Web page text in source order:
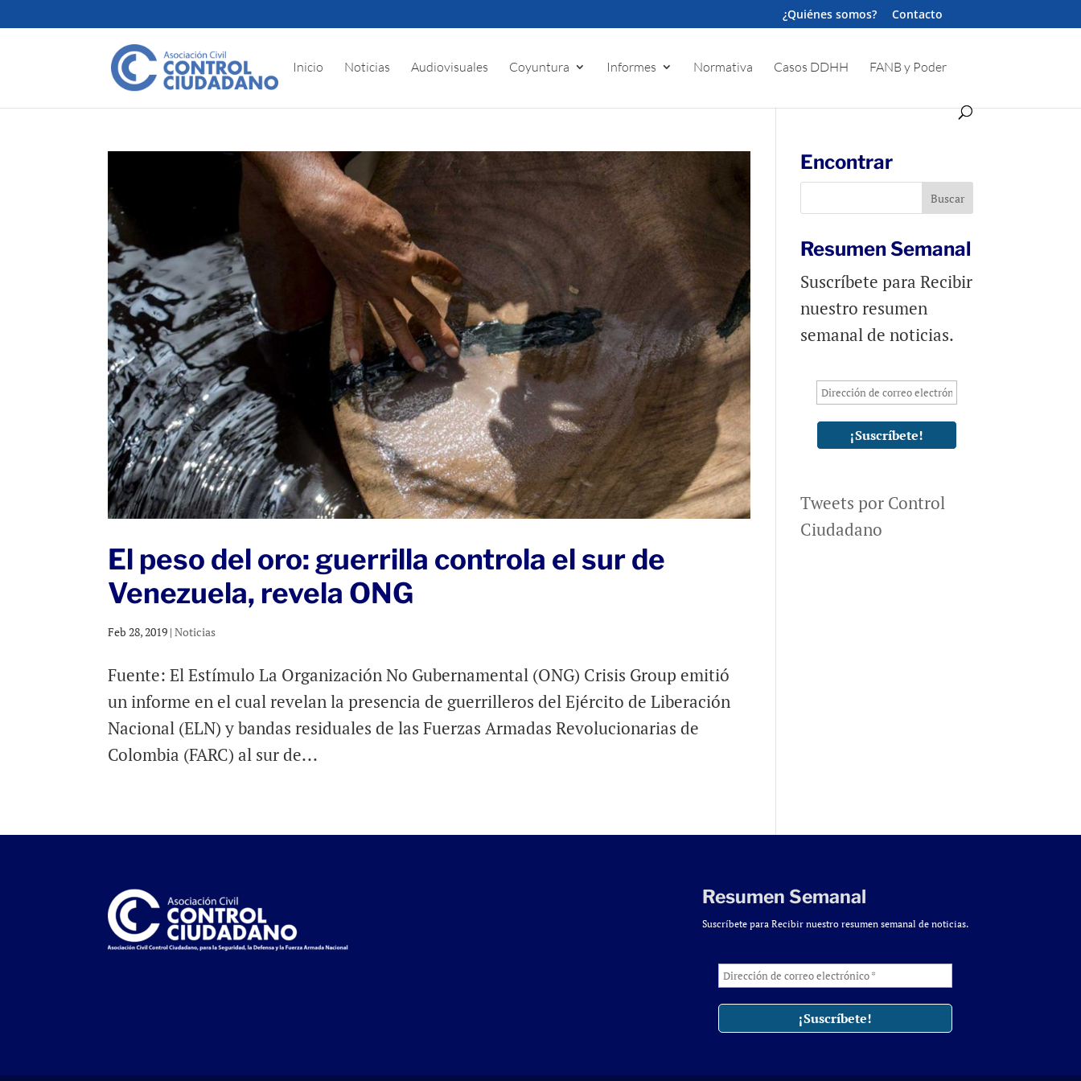
¿Quiénes somos? Contacto
Inicio Noticias Audiovisuales Coyuntura Informes Normativa Casos DDHH FANB y Poder
El peso del oro: guerrilla controla el sur de
Venezuela, revela ONG
Feb 28, 2019 |Noticias
Fuente: El Estímulo La Organización No Gubernamental (ONG) Crisis Group emitió
un informe en el cual revelan la presencia de guerrilleros del Ejército de Liberación
Nacional (ELN) y bandas residuales de las Fuerzas Armadas Revolucionarias de
Colombia (FARC) al sur de...
Encontrar
Resumen Semanal
Suscríbete para Recibir
nuestro resumen
semanal de noticias.
Tweets por Control
Ciudadano
Resumen Semanal
Suscríbete para Recibir nuestro resumen semanal de noticias.